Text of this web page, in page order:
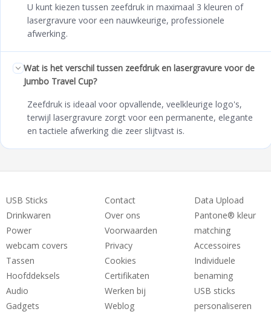
U kunt kiezen tussen zeefdruk in maximaal 3 kleuren of
lasergravure voor een nauwkeurige, professionele
afwerking.
Wat is het verschil tussen zeefdruk en lasergravure voor de
Jumbo Travel Cup?
Zeefdruk is ideaal voor opvallende, veelkleurige logo's,
terwijl lasergravure zorgt voor een permanente, elegante
en tactiele afwerking die zeer slijtvast is.
USB Sticks
Drinkwaren
Power
webcam covers
Tassen
Hoofddeksels
Audio
Gadgets
Contact
Over ons
Voorwaarden
Privacy
Cookies
Certifikaten
Werken bij
Weblog
Data Upload
Pantone® kleur
matching
Accessoires
Individuele
benaming
USB sticks
personaliseren